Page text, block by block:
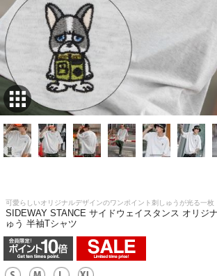
可愛らしいオリジナルデザインのワンポイント刺しゅうが光る一枚
SIDEWAY STANCE サイドウェイスタンス オリジ
ゅう 半袖Tシャツ